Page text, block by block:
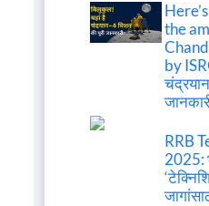
the
by
RRB
2025: